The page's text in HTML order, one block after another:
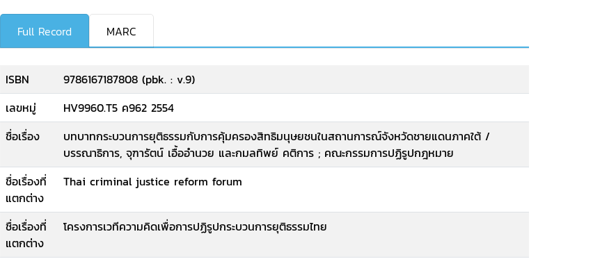
Full Record MARC
ISBN
9786167187808 (pbk. : v.9)
เลขหมู่
HV9960.T5 ค962 2554
ชื่อเรื่อง
บทบาทกระบวนการยุติธรรมกับการคุ้มครองสิทธิมนุษยชนในสถานการณ์จังหวัดชายแดนภาคใต้ /
บรรณาธิการ, จุฑารัตน์ เอื้ออำนวย และกมลทิพย์ คติการ ; คณะกรรมการปฏิรูปกฎหมาย
ชื่อเรื่องที่
แตกต่าง
Thai criminal justice reform forum
ชื่อเรื่องที่
แตกต่าง
โครงการเวทีความคิดเพื่อการปฏิรูปกระบวนการยุติธรรมไทย